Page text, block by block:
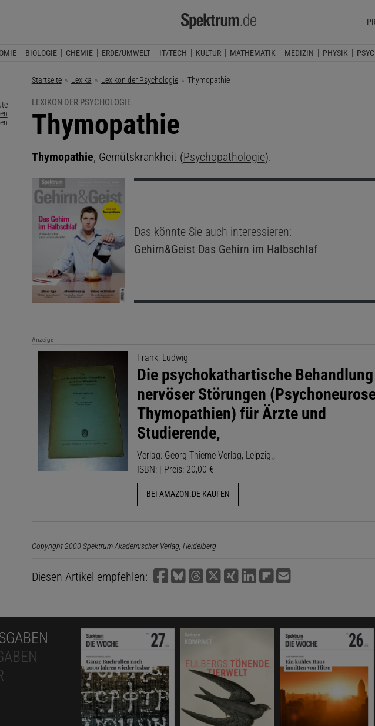
BIOLOGIE CHEMIE ERDE/UMWELT IT/TECH KULTUR MATHEMATIK MEDIZIN PHYSIK
Startseite Lexika Lexikon der Psychologie Aktuelle Seite:
Thymopathie
LEXIKON DER PSYCHOLOGIE
:
Thymopathie
Thymopathie, Gemütskrankheit (Psychopathologie).
Das könnte Sie auch interessieren:
Gehirn&Geist Das Gehirn im Halbschlaf
Anzeige
Frank, Ludwig
Die psychokathartische Behandlung
nervöser Störungen
Thymopathien) für Ärzte und
Studierende,
Verlag: Georg Thieme Verlag, Leipzig.,
ISBN: | Preis: 20,00 €
BEI AMAZON.DE KAUFEN
Copyright 2000 Spektrum Akademischer Verlag, Heidelberg
Diesen Artikel empfehlen: